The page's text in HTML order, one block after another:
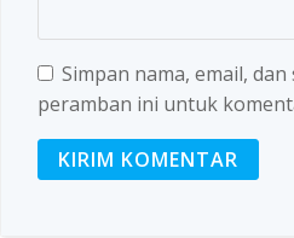
Simpan nama, email,
peramban ini untuk